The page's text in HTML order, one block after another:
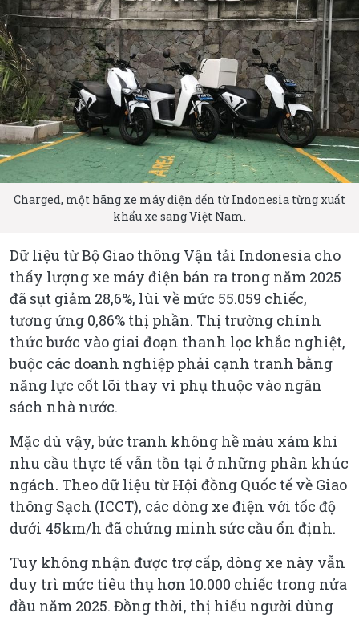
Charged, một hãng xe máy điện đến từ Indonesia từng xuất
khẩu xe sang Việt Nam.
Dữ liệu từ Bộ Giao thông Vận tải Indonesia cho
thấy lượng xe máy điện bán ra trong năm 2025
đã sụt giảm 28,6%, lùi về mức 55.059 chiếc,
tương ứng 0,86% thị phần. Thị trường chính
thức bước vào giai đoạn thanh lọc khắc nghiệt,
buộc các doanh nghiệp phải cạnh tranh bằng
năng lực cốt lõi thay vì phụ thuộc vào ngân
sách nhà nước.
Mặc dù vậy, bức tranh không hề màu xám khi
nhu cầu thực tế vẫn tồn tại ở những phân khúc
ngách. Theo dữ liệu từ Hội đồng Quốc tế về Giao
thông Sạch (ICCT), các dòng xe điện với tốc độ
dưới 45km/h đã chứng minh sức cầu ổn định.
Tuy không nhận được trợ cấp, dòng xe này vẫn
duy trì mức tiêu thụ hơn 10.000 chiếc trong nửa
đầu năm 2025. Đồng thời, thị hiếu người dùng